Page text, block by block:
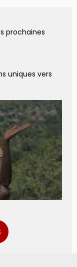
prochaines
uniques vers